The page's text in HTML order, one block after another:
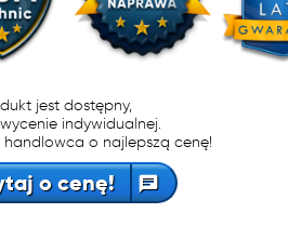
jest dostępny,
indywidualnej.
handlowca o najlepszą cenę!
o cenę!